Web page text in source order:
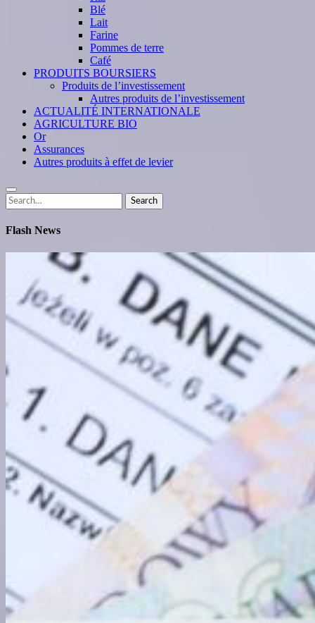
Blé
Lait
Farine
Pommes de terre
Café
PRODUITS BOURSIERS
Produits de l’investissement
Autres produits de l’investissement
ACTUALITÉ INTERNATIONALE
AGRICULTURE BIO
Or
Assurances
Autres produits à effet de levier
Search
for:
Search
Flash News